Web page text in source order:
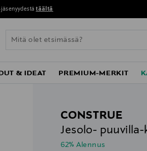
täältä
& IDEAT PREMIUM-MERKIT
CONSTRUE
Jesolo-
62% Alennus